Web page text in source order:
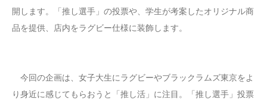
開します。「推し選手」の投票や、学生が考案したオリジナル商
品を提供、店内をラグビー仕様に装飾します。
今回の企画は、女子大生にラグビーやブラックラムズ東京をよ
り身近に感じてもらおうと「推し活」に注目。「推し選手」投票